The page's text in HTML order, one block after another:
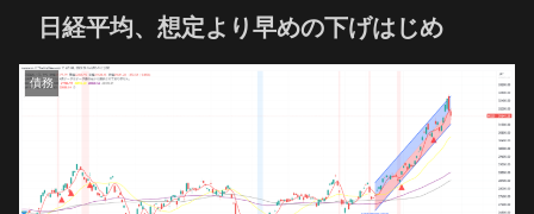
日経平均、想定より早めの下げはじめ
債務